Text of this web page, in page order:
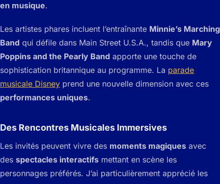
en musique.
Les artistes phares incluent l’entraînante Minnie’s Marching
Band qui défile dans Main Street U.S.A., tandis que Mary
Poppins and the Pearly Band apporte une touche de
sophistication britannique au programme. La parade
musicale Disney prend une nouvelle dimension avec ces
performances uniques.
Des Rencontres Musicales Immersives
Les invités peuvent vivre des moments magiques avec
des spectacles interactifs mettant en scène les
personnages préférés. J’ai particulièrement apprécié les